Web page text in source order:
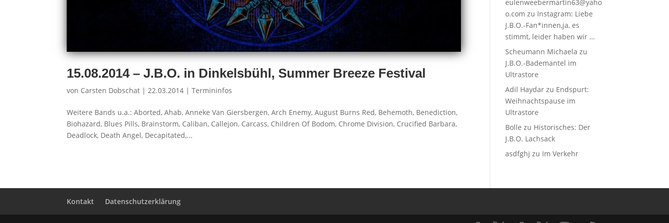
15.08.2014 – J.B.O. in Dinkelsbühl, Summer Breeze Festival
von Carsten Dobschat |22.03.2014 |Termininfos
Weitere Bands u.a.: Aborted, Ahab, Anneke Van Giersbergen, Arch Enemy, August Burns Red, Behemoth, Benediction,
Biohazard, Blues Pills, Brainstorm, Caliban, Callejon, Carcass, Children Of Bodom, Chrome Division, Crucified Barbara,
Deadlock, Death Angel, Decapitated,...
eulenweebermartin63@yaho
o.com zu Instagram: Liebe
J.B.O.-Fan*innen,ja, es
stimmt, leider haben wir …
Scheumann Michaela zu
J.B.O.-Bademantel im
Ultrastore
Adil Haydar zu Endspurt:
Weihnachtspause im
Ultrastore
Bolle zu Historisches: Der
J.B.O. Lachsack
asdfghj zu Im Verkehr
Kontakt Datenschutzerklärung